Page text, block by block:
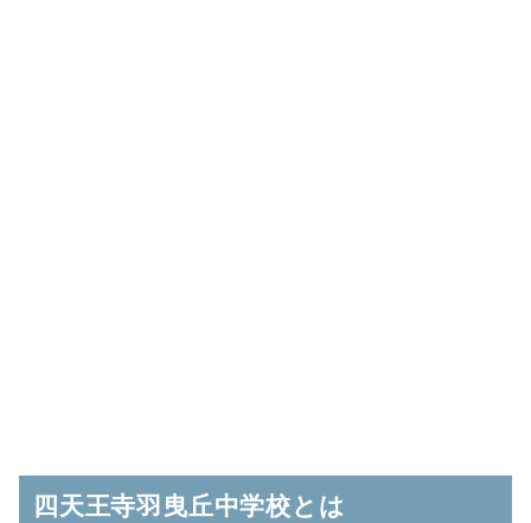
四天王寺羽曳丘中学校とは